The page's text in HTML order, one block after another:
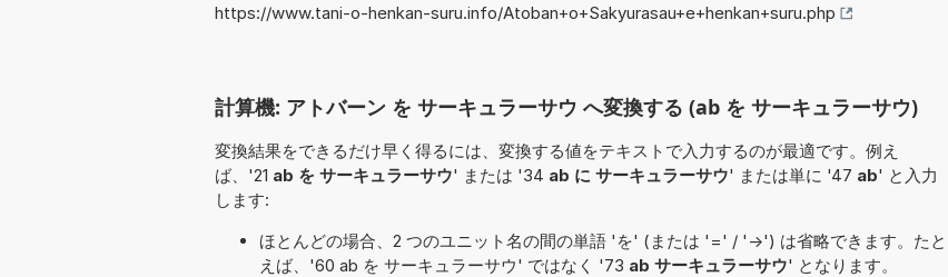
https://www.tani-o-henkan-suru.info/Atoban+o+Sakyurasau+e+henkan+suru.php
計算機: アトバーン を サーキュラーサウ へ変換する (ab を サーキュラーサウ)
変換結果をできるだけ早く得るには、変換する値をテキストで入力するのが最適です。例え
ば、'21 ab を サーキュラーサウ' または '34 ab に サーキュラーサウ' または単に '47 ab' と入力
します:
ほとんどの場合、2 つのユニット名の間の単語 'を' (または '=' / '->') は省略できます。たと
えば、'60 ab を サーキュラーサウ' ではなく '73 ab サーキュラーサウ' となります。